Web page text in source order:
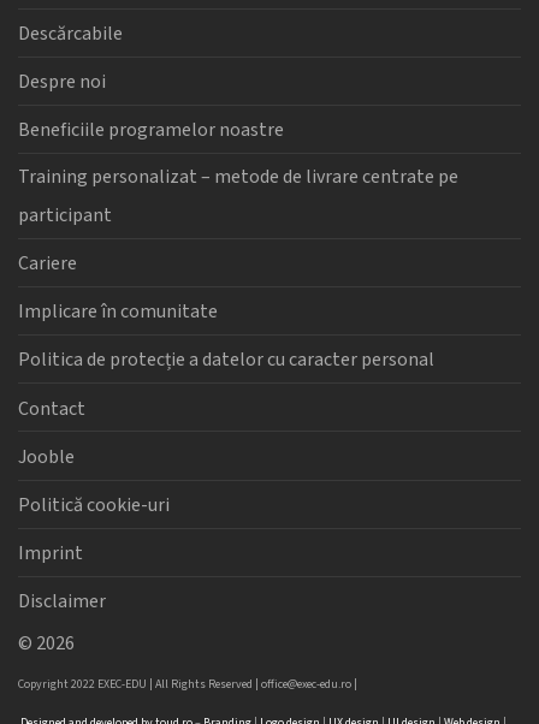
Descărcabile
Despre noi
Beneficiile programelor noastre
Training personalizat – metode de livrare centrate pe
participant
Cariere
Implicare în comunitate
Politica de protecție a datelor cu caracter personal
Contact
Jooble
Politică cookie-uri
Imprint
Disclaimer
© 2026
Copyright 2022 EXEC-EDU | All Rights Reserved | office@exec-edu.ro